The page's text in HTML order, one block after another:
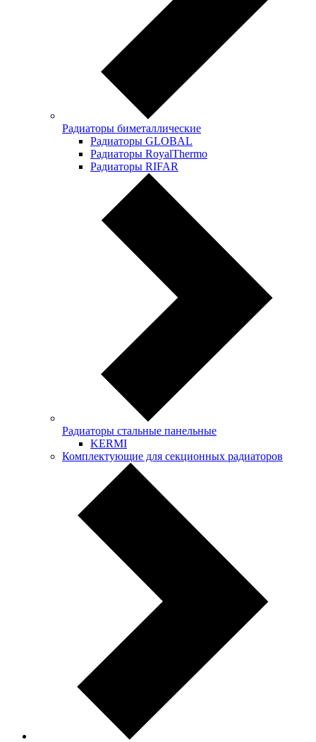
Радиаторы биметаллические
Радиаторы GLOBAL
Радиаторы RoyalThermo
Радиаторы RIFAR
Радиаторы стальные панельные
KERMI
Комплектующие для секционных радиаторов